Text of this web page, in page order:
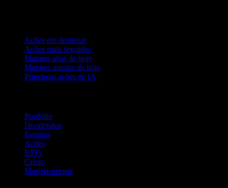
Ações em destaque
Ações mais seguidas
Maiores altas de hoje
Maiores quedas de hoje
Principais ações de IA
Portfólio
Dividendos
Eventos
Ações
ETFs
Cripto
Matéria-primas